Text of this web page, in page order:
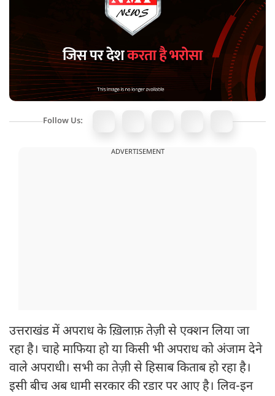
Follow Us:
ADVERTISEMENT
उत्तराखंड में अपराध के ख़िलाफ़ तेज़ी से एक्शन लिया जा
रहा है। चाहे माफिया हो या किसी भी अपराध को अंजाम देने
वाले अपराधी। सभी का तेज़ी से हिसाब किताब हो रहा है।
इसी बीच अब धामी सरकार की रडार पर आए है। लिव-इन